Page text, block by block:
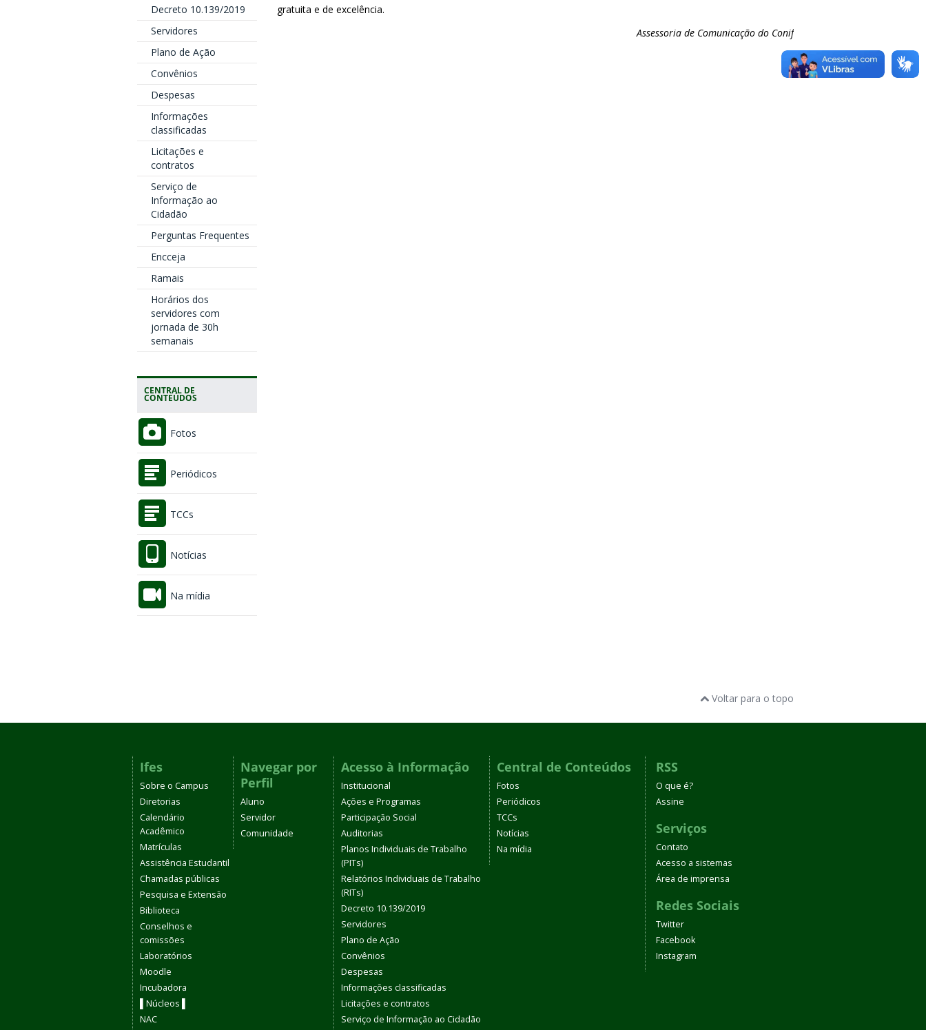
Decreto 10.139/2019
Servidores
Plano de Ação
Convênios
Despesas
Informações
classificadas
Licitações e
contratos
Serviço de
Informação ao
Cidadão
Perguntas Frequentes
Encceja
Ramais
Horários dos
servidores com
jornada de 30h
semanais
CENTRAL DE
CONTEÚDOS
Fotos
Periódicos
TCCs
Notícias
Na mídia
gratuita e de excelência.
Assessoria de Comunicação do Conif
Voltar para o topo
Ifes
Sobre o Campus
Diretorias
Calendário
Acadêmico
Matrículas
Assistência Estudantil
Chamadas públicas
Pesquisa e Extensão
Biblioteca
Conselhos e
comissões
Laboratórios
Moodle
Incubadora
▌Núcleos ▌
NAC
Navegar por
Perfil
Aluno
Servidor
Comunidade
Acesso à Informação
Institucional
Ações e Programas
Participação Social
Auditorias
Planos Individuais de Trabalho
(PITs)
Relatórios Individuais de Trabalho
(RITs)
Decreto 10.139/2019
Servidores
Plano de Ação
Convênios
Despesas
Informações classificadas
Licitações e contratos
Serviço de Informação ao Cidadão
Central de Conteúdos
Fotos
Periódicos
TCCs
Notícias
Na mídia
RSS
O que é?
Assine
Serviços
Contato
Acesso a sistemas
Área de imprensa
Redes Sociais
Twitter
Facebook
Instagram